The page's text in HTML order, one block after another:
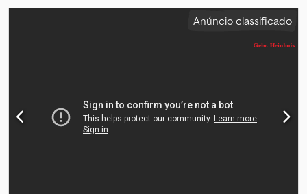
Ano de fabricação: 2015 Tração: Traseira Peso bruto: 3.500 kg
Marcação CE: sim = Informações da empresa = Para mais
Anúncio classificado